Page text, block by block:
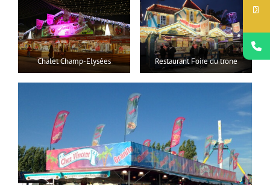
Chalet Champ-Elysées Restaurant Foire du trone